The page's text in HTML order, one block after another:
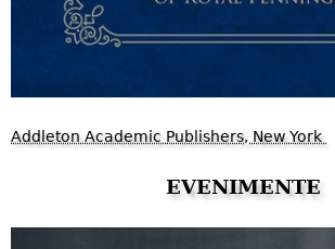
Addleton Academic Publishers, New York
EVENIMENTE